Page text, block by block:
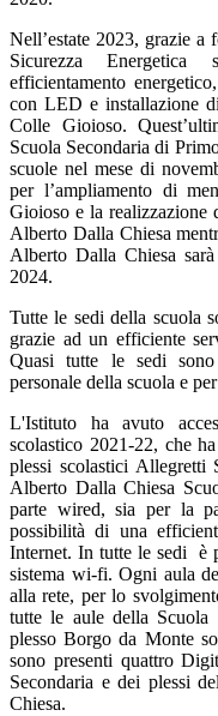
Nell’estate 2023, grazie
Sicurezza
efficientamento
con LED e installazione
Colle Gioioso.
Scuola Secondaria di
scuole nel mese di
per l’ampliamento di
Gioioso e la realizzazione
Alberto Dalla Chiesa
Alberto Dalla Chiesa
2024.
Tutte le sedi della scuola
grazie ad un efficiente
Quasi tutte le sedi
personale della scuola e
L'Istituto ha avuto
scolastico 2021-22, che
plessi scolastici Allegretti
Alberto Dalla Chiesa
parte wired, sia per la
possibilità di una
Internet. In tutte le sedi è
sistema wi-fi. Ogni aula
alla rete, per lo
tutte le aule della Scuola
plesso Borgo da Monte
sono presenti quattro
Secondaria e dei plessi
Chiesa.